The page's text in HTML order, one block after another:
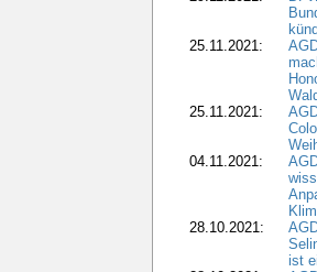
25.11.2021:
25.11.2021:
04.11.2021:
28.10.2021:
ist